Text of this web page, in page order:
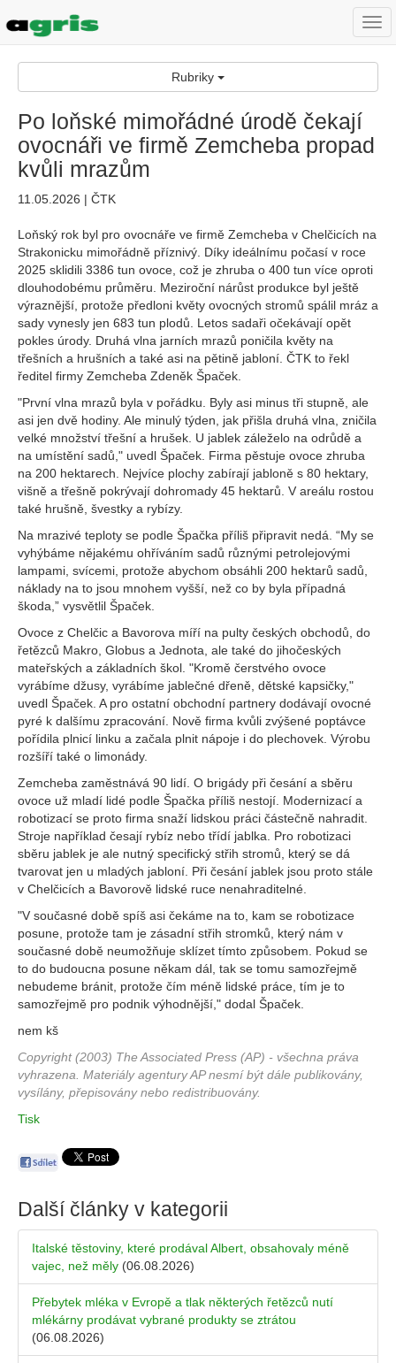
Rubriky
Po loňské mimořádné úrodě čekají
ovocnáři ve firmě Zemcheba propad
kvůli mrazům
11.05.2026 | ČTK
Loňský rok byl pro ovocnáře ve firmě Zemcheba v Chelčicích na
Strakonicku mimořádně příznivý. Díky ideálnímu počasí v roce
2025 sklidili 3386 tun ovoce, což je zhruba o 400 tun více oproti
dlouhodobému průměru. Meziroční nárůst produkce byl ještě
výraznější, protože předloni květy ovocných stromů spálil mráz a
sady vynesly jen 683 tun plodů. Letos sadaři očekávají opět
pokles úrody. Druhá vlna jarních mrazů poničila květy na
třešních a hrušních a také asi na pětině jabloní. ČTK to řekl
ředitel firmy Zemcheba Zdeněk Špaček.
"První vlna mrazů byla v pořádku. Byly asi minus tři stupně, ale
asi jen dvě hodiny. Ale minulý týden, jak přišla druhá vlna, zničila
velké množství třešní a hrušek. U jablek záleželo na odrůdě a
na umístění sadů," uvedl Špaček. Firma pěstuje ovoce zhruba
na 200 hektarech. Nejvíce plochy zabírají jabloně s 80 hektary,
višně a třešně pokrývají dohromady 45 hektarů. V areálu rostou
také hrušně, švestky a rybízy.
Na mrazivé teploty se podle Špačka příliš připravit nedá. “My se
vyhýbáme nějakému ohříváním sadů různými petrolejovými
lampami, svícemi, protože abychom obsáhli 200 hektarů sadů,
náklady na to jsou mnohem vyšší, než co by byla případná
škoda,” vysvětlil Špaček.
Ovoce z Chelčic a Bavorova míří na pulty českých obchodů, do
řetězců Makro, Globus a Jednota, ale také do jihočeských
mateřských a základních škol. "Kromě čerstvého ovoce
vyrábíme džusy, vyrábíme jablečné dřeně, dětské kapsičky,"
uvedl Špaček. A pro ostatní obchodní partnery dodávají ovocné
pyré k dalšímu zpracování. Nově firma kvůli zvýšené poptávce
pořídila plnicí linku a začala plnit nápoje i do plechovek. Výrobu
rozšíří také o limonády.
Zemcheba zaměstnává 90 lidí. O brigády při česání a sběru
ovoce už mladí lidé podle Špačka příliš nestojí. Modernizací a
robotizací se proto firma snaží lidskou práci částečně nahradit.
Stroje například česají rybíz nebo třídí jablka. Pro robotizaci
sběru jablek je ale nutný specifický střih stromů, který se dá
tvarovat jen u mladých jabloní. Při česání jablek jsou proto stále
v Chelčicích a Bavorově lidské ruce nenahraditelné.
"V současné době spíš asi čekáme na to, kam se robotizace
posune, protože tam je zásadní střih stromků, který nám v
současné době neumožňuje sklízet tímto způsobem. Pokud se
to do budoucna posune někam dál, tak se tomu samozřejmě
nebudeme bránit, protože čím méně lidské práce, tím je to
samozřejmě pro podnik výhodnější," dodal Špaček.
nem kš
Copyright (2003) The Associated Press (AP) - všechna práva
vyhrazena. Materiály agentury AP nesmí být dále publikovány,
vysílány, přepisovány nebo redistribuovány.
Tisk
Další články v kategorii
Italské těstoviny, které prodával Albert, obsahovaly méně
vajec, než měly (06.08.2026)
Přebytek mléka v Evropě a tlak některých řetězců nutí
mlékárny prodávat vybrané produkty se ztrátou
(06.08.2026)